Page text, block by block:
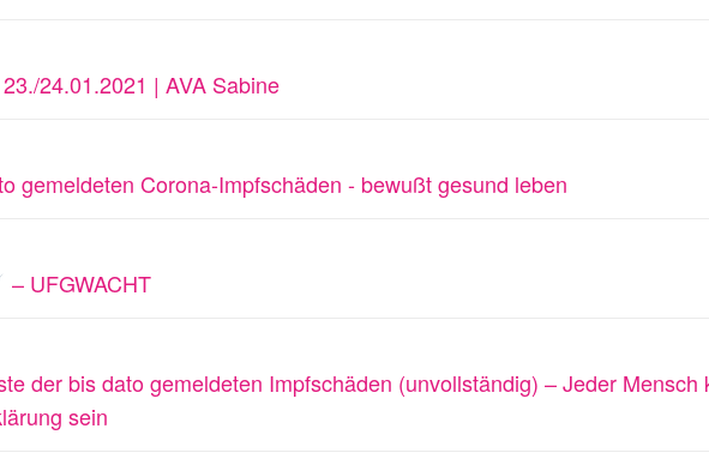
24.01.2021 | AVA Sabine
gemeldeten Corona-Impfschäden - bewußt gesund leben
– UFGWACHT
der bis dato gemeldeten Impfschäden (unvollständig) – Jeder Mensch
sein